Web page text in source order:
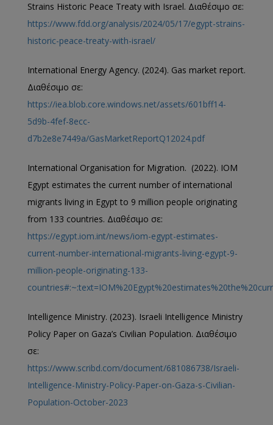
Strains Historic Peace Treaty with Israel. Διαθέσιμο σε:
https://www.fdd.org/analysis/2024/05/17/egypt-strains-
historic-peace-treaty-with-israel/
International Energy Agency. (2024). Gas market report.
Διαθέσιμο σε:
https://iea.blob.core.windows.net/assets/601bff14-
5d9b-4fef-8ecc-
d7b2e8e7449a/GasMarketReportQ12024.pdf
International Organisation for Migration. (2022). IOM
Egypt estimates the current number of international
migrants living in Egypt to 9 million people originating
from 133 countries. Διαθέσιμο σε:
https://egypt.iom.int/news/iom-egypt-estimates-
current-number-international-migrants-living-egypt-9-
million-people-originating-133-
Intelligence Ministry. (2023). Israeli Intelligence Ministry
Policy Paper on Gaza’s Civilian Population. Διαθέσιμο
σε:
https://www.scribd.com/document/681086738/Israeli-
Intelligence-Ministry-Policy-Paper-on-Gaza-s-Civilian-
Population-October-2023